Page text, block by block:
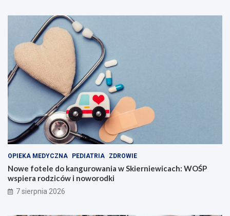
OPIEKA MEDYCZNA PEDIATRIA ZDROWIE
Nowe fotele do kangurowania w Skierniewicach: WOŚP
wspiera rodziców i noworodki
7 sierpnia 2026